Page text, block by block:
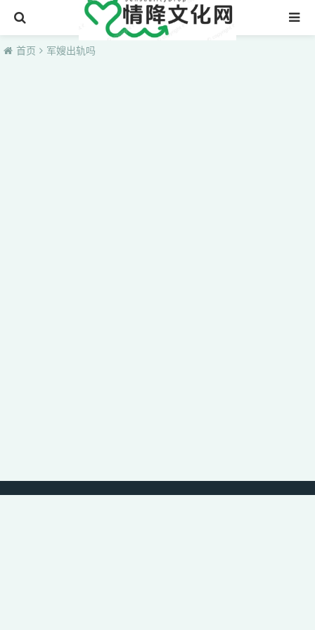
首页
首页 军嫂出轨吗